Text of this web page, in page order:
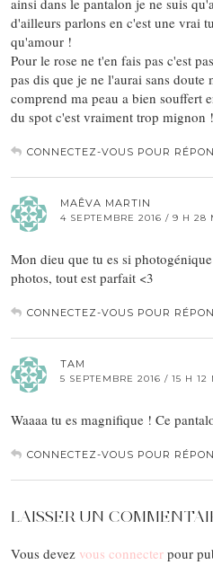
d'ailleurs parlons en c'est une vrai
qu'amour !
Pour le rose ne t'en fais pas c'est
pas dis que je ne l'aurai sans doute
comprend ma peau a bien souffert
du spot c'est vraiment trop mignon !
CONNECTEZ-VOUS POUR
MAÊVA MARTIN
4 SEPTEMBRE 2016 / 9 H 28
Mon dieu que tu es si
photos, tout est parfait <3
CONNECTEZ-VOUS POUR
TAM
5 SEPTEMBRE 2016 / 15 H 12
Waaaa tu es magnifique ! Ce
CONNECTEZ-VOUS POUR
LAISSER UN
Vous devez vous connecter pour